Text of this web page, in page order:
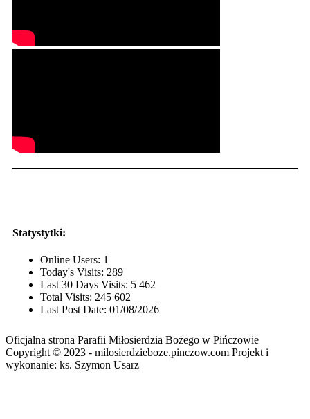
Statystytki:
Online Users: 1
Today's Visits: 289
Last 30 Days Visits: 5 462
Total Visits: 245 602
Last Post Date: 01/08/2026
Oficjalna strona Parafii Miłosierdzia Bożego w Pińczowie
Copyright © 2023 - milosierdzieboze.pinczow.com Projekt i
wykonanie: ks. Szymon Usarz